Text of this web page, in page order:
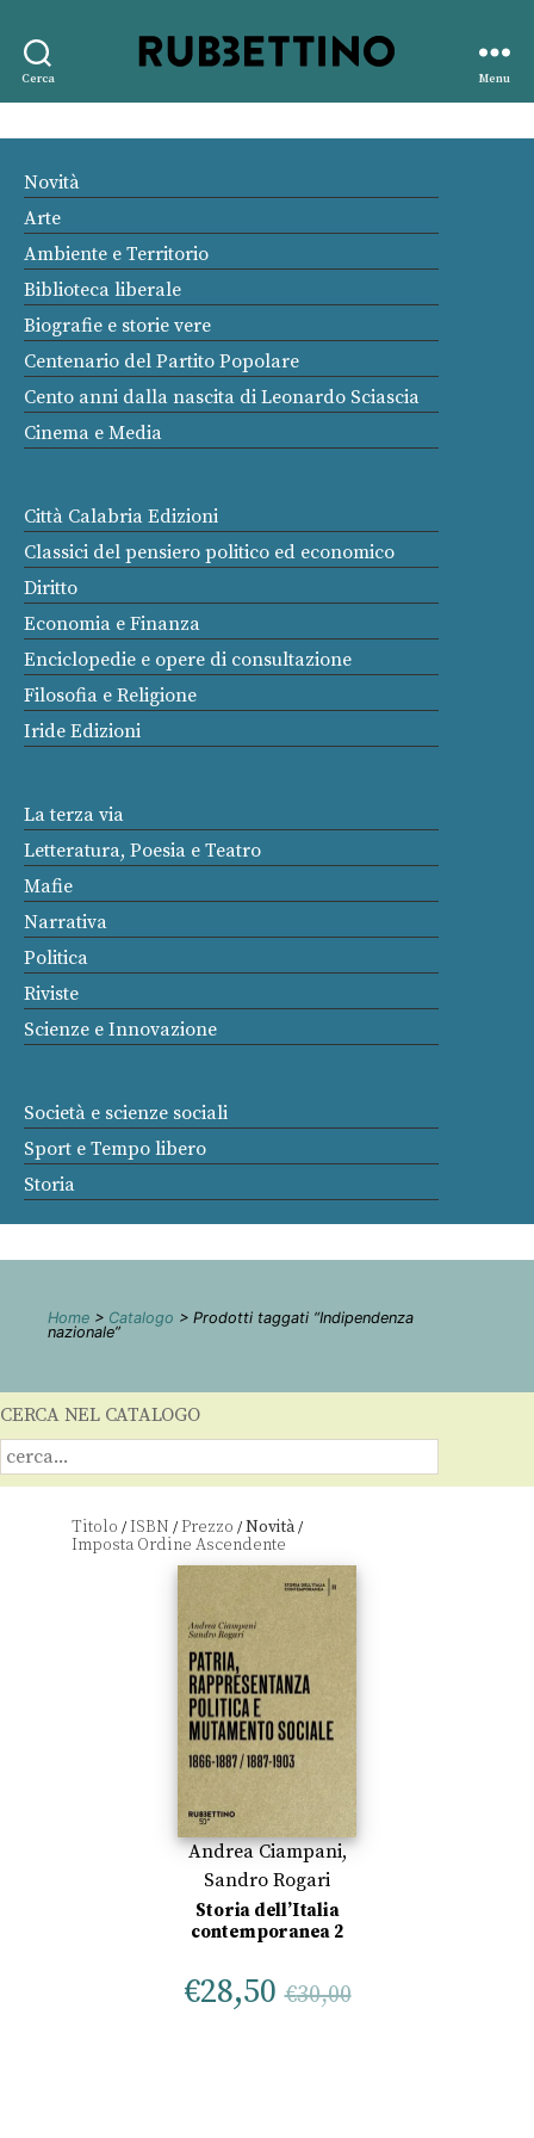
Cerca
editore
Menu
Novità
Arte
Ambiente e Territorio
Biblioteca liberale
Biografie e storie vere
Centenario del Partito Popolare
Cento anni dalla nascita di Leonardo Sciascia
Cinema e Media
Città Calabria Edizioni
Classici del pensiero politico ed economico
Diritto
Economia e Finanza
Enciclopedie e opere di consultazione
Filosofia e Religione
Iride Edizioni
La terza via
Letteratura, Poesia e Teatro
Mafie
Narrativa
Politica
Riviste
Scienze e Innovazione
Società e scienze sociali
Sport e Tempo libero
Storia
Home > Catalogo > Prodotti taggati “Indipendenza
nazionale”
CERCA NEL CATALOGO
Titolo /ISBN /Prezzo /Novità/
Andrea Ciampani,
Sandro Rogari
Storia dell’Italia
contemporanea 2
€28,50 €30,00